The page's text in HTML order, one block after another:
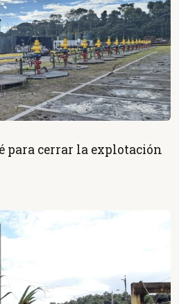
para cerrar la explotación